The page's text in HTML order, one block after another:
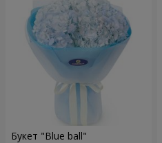
Букет "Blue ball"